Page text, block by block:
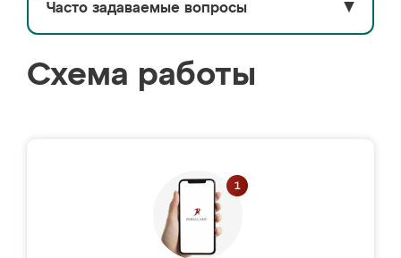
Часто задаваемые вопросы ▼
Схема работы